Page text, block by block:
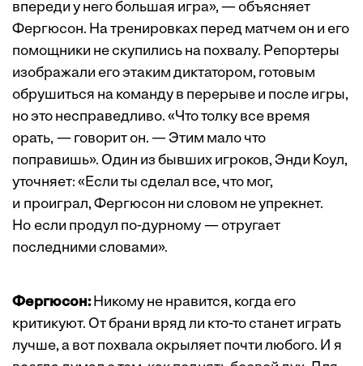
впереди у него большая игра», — объясняет
Фергюсон. На тренировках перед матчем он и его
помощники не скупились на похвалу. Репортеры
изображали его этаким диктатором, готовым
обрушиться на команду в перерыве и после игры,
но это несправедливо. «Что толку все время
орать, — говорит он. — Этим мало что
поправишь». Один из бывших игроков, Энди Коул,
уточняет: «Если ты сделал все, что мог,
и проиграл, Фергюсон ни словом не упрекнет.
Но если продул по-дурному — отругает
последними словами».
Фергюсон:Никому не нравится, когда его
критикуют. От брани вряд ли кто-то станет играть
лучше, а вот похвала окрыляет почти любого. И я